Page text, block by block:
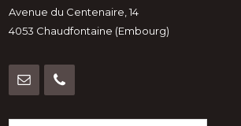
Avenue du Centenaire, 14
4053 Chaudfontaine (Embourg)